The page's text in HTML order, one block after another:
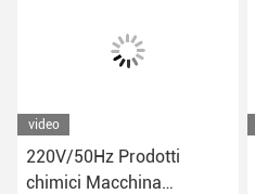
video
220V/50Hz Prodotti
chimici Macchina